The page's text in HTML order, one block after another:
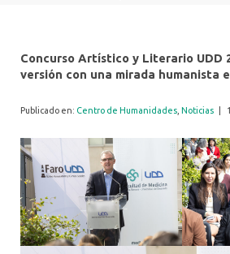
Concurso Artístico y Literario UDD
versión con una mirada humanista
Publicado en: Centro de Humanidades Noticias